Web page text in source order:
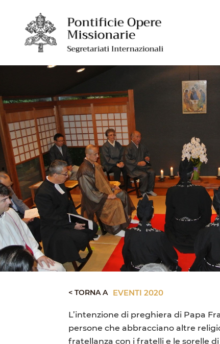
< TORNA A EVENTI 2020
L’intenzione di preghiera di Papa
persone che abbracciano altre
fratellanza con i fratelli e le sorelle